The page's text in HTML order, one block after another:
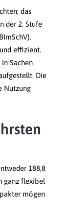
das
der 2. Stufe
effizient.
Sachen
Die
Nutzung
188,8
ganz flexibel
mögen